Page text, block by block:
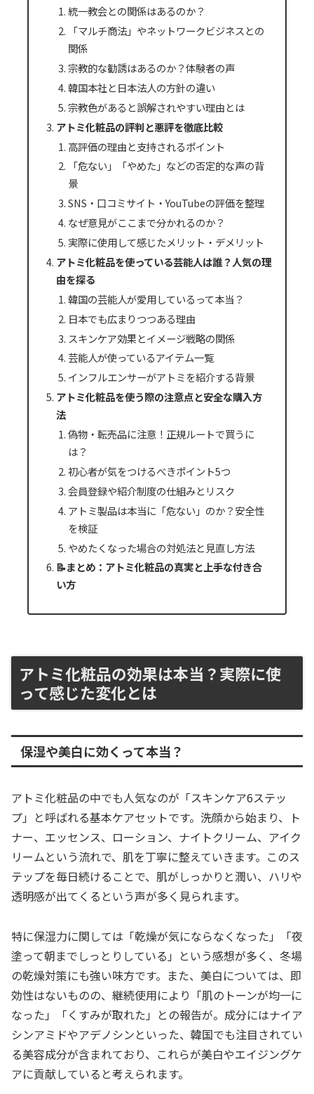
統一教会との関係はあるのか？
「マルチ商法」やネットワークビジネスとの
関係
宗教的な勧誘はあるのか？体験者の声
韓国本社と日本法人の方針の違い
宗教色があると誤解されやすい理由とは
アトミ化粧品の評判と悪評を徹底比較
高評価の理由と支持されるポイント
「危ない」「やめた」などの否定的な声の背
景
SNS・口コミサイト・YouTubeの評価を整理
なぜ意見がここまで分かれるのか？
実際に使用して感じたメリット・デメリット
アトミ化粧品を使っている芸能人は誰？人気の理
由を探る
韓国の芸能人が愛用しているって本当？
日本でも広まりつつある理由
スキンケア効果とイメージ戦略の関係
芸能人が使っているアイテム一覧
インフルエンサーがアトミを紹介する背景
アトミ化粧品を使う際の注意点と安全な購入方
法
偽物・転売品に注意！正規ルートで買うに
は？
初心者が気をつけるべきポイント5つ
会員登録や紹介制度の仕組みとリスク
アトミ製品は本当に「危ない」のか？安全性
を検証
やめたくなった場合の対処法と見直し方法
📝まとめ：アトミ化粧品の真実と上手な付き合
い方
アトミ化粧品の効果は本当？実際に使
って感じた変化とは
保湿や美白に効くって本当？
アトミ化粧品の中でも人気なのが「スキンケア6ステッ
プ」と呼ばれる基本ケアセットです。洗顔から始まり、ト
ナー、エッセンス、ローション、ナイトクリーム、アイク
リームという流れで、肌を丁寧に整えていきます。このス
テップを毎日続けることで、肌がしっかりと潤い、ハリや
透明感が出てくるという声が多く見られます。
特に保湿力に関しては「乾燥が気にならなくなった」「夜
塗って朝までしっとりしている」という感想が多く、冬場
の乾燥対策にも強い味方です。また、美白については、即
効性はないものの、継続使用により「肌のトーンが均一に
なった」「くすみが取れた」との報告が。成分にはナイア
シンアミドやアデノシンといった、韓国でも注目されてい
る美容成分が含まれており、これらが美白やエイジングケ
アに貢献していると考えられます。